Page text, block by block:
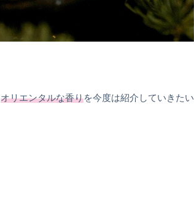
オリエンタルな香りを今度は紹介していきたい